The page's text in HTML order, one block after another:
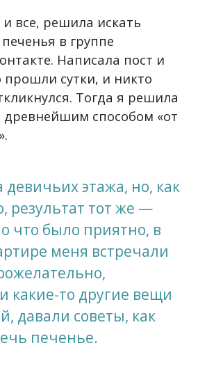
все, решила искать
в группе
Написала пост и
прошли сутки, и никто
Тогда я решила
древнейшим способом «от
этажа, но, как
результат тот же —
что было приятно, в
меня встречали
какие-то другие вещи
давали советы, как
печенье.